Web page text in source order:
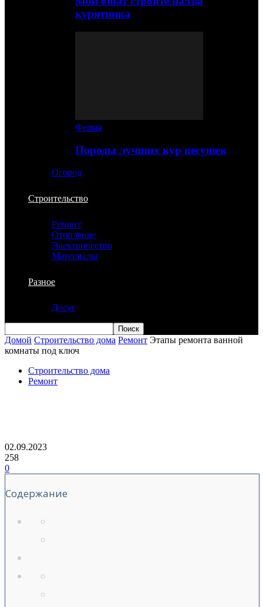
курятника
Ферма
Породы лучших кур несушек
Огород
Строительство
Ремонт
Отопление
Электричество
Материалы
Разное
Досуг
Домой Строительство дома Ремонт Этапы ремонта ванной
комнаты под ключ
Строительство дома
Ремонт
02.09.2023
258
0
Содержание